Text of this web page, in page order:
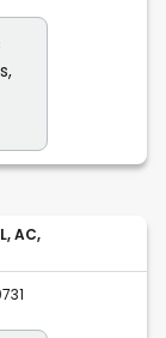
AC,